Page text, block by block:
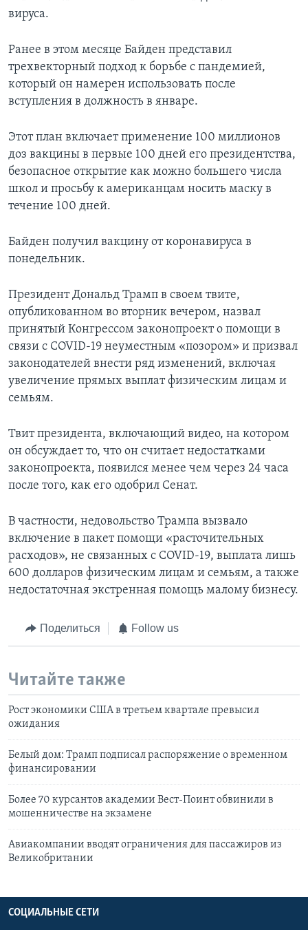
вируса.
Ранее в этом месяце Байден представил
трехвекторный подход к борьбе с пандемией,
который он намерен использовать после
вступления в должность в январе.
Этот план включает применение 100 миллионов
доз вакцины в первые 100 дней его президентства,
безопасное открытие как можно большего числа
школ и просьбу к американцам носить маску в
течение 100 дней.
Байден получил вакцину от коронавируса в
понедельник.
Президент Дональд Трамп в своем твите,
опубликованном во вторник вечером, назвал
принятый Конгрессом законопроект о помощи в
связи с COVID-19 неуместным «позором» и призвал
законодателей внести ряд изменений, включая
увеличение прямых выплат физическим лицам и
семьям.
Твит президента, включающий видео, на котором
он обсуждает то, что он считает недостатками
законопроекта, появился менее чем через 24 часа
после того, как его одобрил Сенат.
В частности, недовольство Трампа вызвало
включение в пакет помощи «расточительных
расходов», не связанных с COVID-19, выплата лишь
600 долларов физическим лицам и семьям, а также
недостаточная экстренная помощь малому бизнесу.
Поделиться Follow us
Читайте также
Рост экономики США в третьем квартале превысил
ожидания
Белый дом: Трамп подписал распоряжение о временном
финансировании
Более 70 курсантов академии Вест-Поинт обвинили в
мошенничестве на экзамене
Авиакомпании вводят ограничения для пассажиров из
Великобритании
СОЦИАЛЬНЫЕ СЕТИ